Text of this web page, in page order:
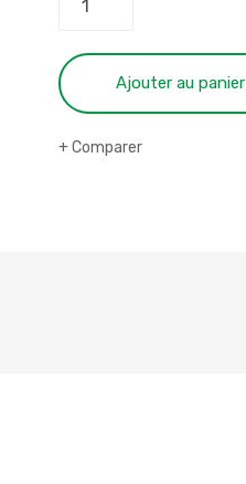
Ajouter au panier
Comparer